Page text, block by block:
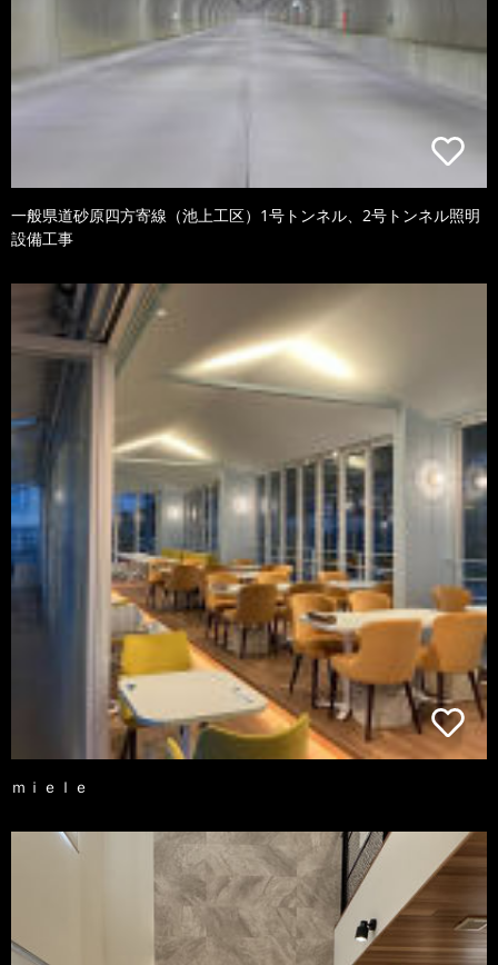
一般県道砂原四方寄線（池上工区）1号トンネル、2号トンネル照明
設備工事
ｍｉｅｌｅ